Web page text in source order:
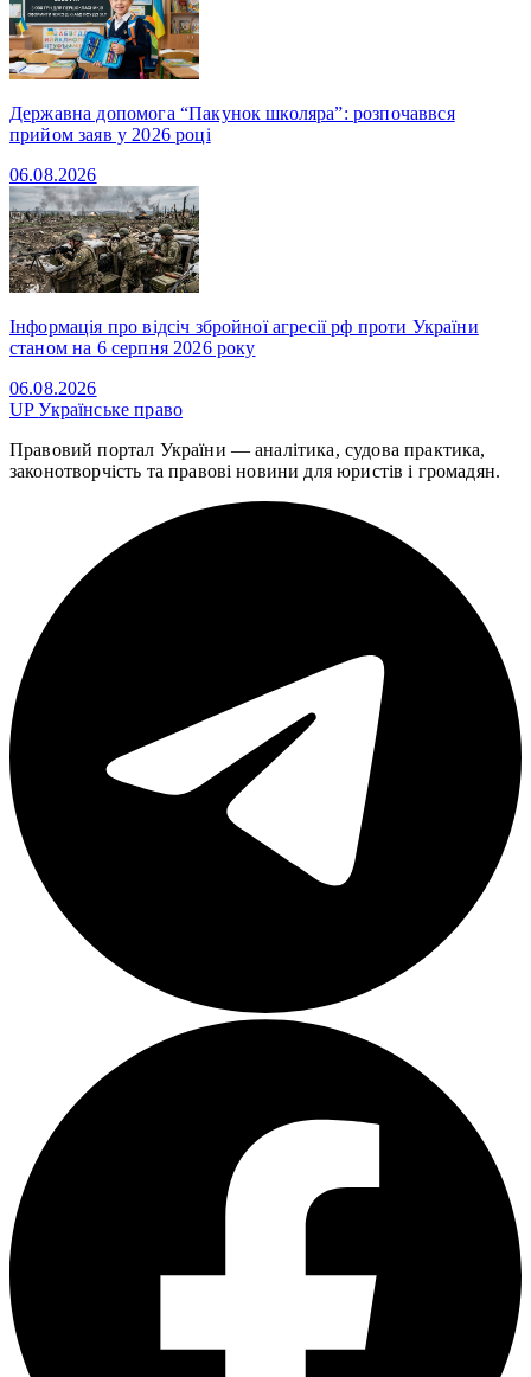
Державна допомога “Пакунок школяра”: розпочаввся
прийом заяв у 2026 році
06.08.2026
Інформація про відсіч збройної агресії рф проти України
станом на 6 серпня 2026 року
06.08.2026
UPУкраїнське право
Правовий портал України — аналітика, судова практика,
законотворчість та правові новини для юристів і громадян.